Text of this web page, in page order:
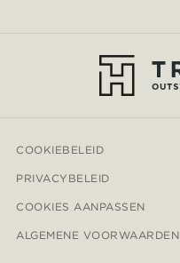
COOKIEBELEID
PRIVACYBELEID
COOKIES AANPASSEN
ALGEMENE VOORWAARDEN